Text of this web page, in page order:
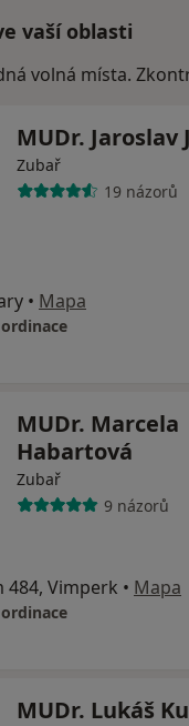
vaší oblasti
volná místa.
MUDr. Jaroslav
Zubař
19 názorů
• Mapa
MUDr. Marcela
Habartová
Zubař
9 názorů
484, Vimperk • Mapa
MUDr. Lukáš